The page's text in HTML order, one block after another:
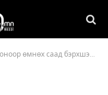
саад бэрхшээл юу ч биш санагдсан